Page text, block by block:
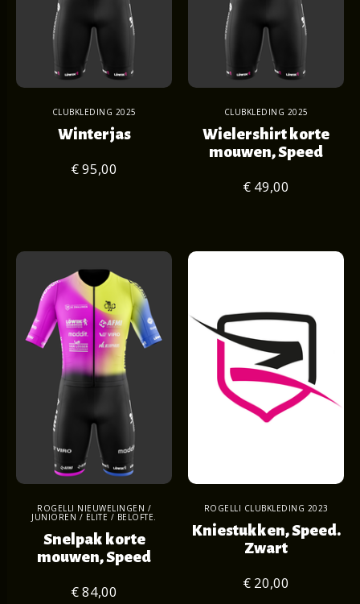
CLUBKLEDING 2025
Winterjas
€ 95,00
CLUBKLEDING 2025
Wielershirt korte
mouwen, Speed
€ 49,00
ROGELLI NIEUWELINGEN /
JUNIOREN / ELITE / BELOFTE.
Snelpak korte
mouwen, Speed
€ 84,00
ROGELLI CLUBKLEDING 2023
Kniestukken, Speed.
Zwart
€ 20,00